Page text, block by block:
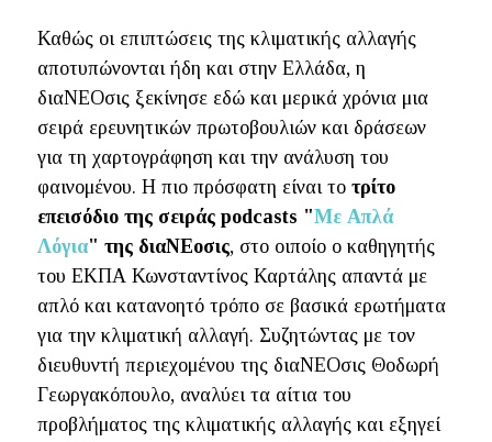
Καθώς οι επιπτώσεις της κλιματικής αλλαγής
αποτυπώνονται ήδη και στην Ελλάδα, η
διαΝΕΟσις ξεκίνησε εδώ και μερικά χρόνια μια
σειρά ερευνητικών πρωτοβουλιών και δράσεων
για τη χαρτογράφηση και την ανάλυση του
φαινομένου. Η πιο πρόσφατη είναι το τρίτο
επεισόδιο της σειράς podcasts "Με Απλά
Λόγια" της διαΝΕοσις, στο οιποίο ο καθηγητής
του ΕΚΠΑ Κωνσταντίνος Καρτάλης απαντά με
απλό και κατανοητό τρόπο σε βασικά ερωτήματα
για την κλιματική αλλαγή. Συζητώντας με τον
διευθυντή περιεχομένου της διαΝΕΟσις Θοδωρή
Γεωργακόπουλο, αναλύει τα αίτια του
προβλήματος της κλιματικής αλλαγής και εξηγεί